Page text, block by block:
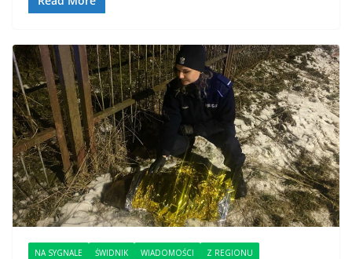
NA SYGNALE ŚWIDNIK WIADOMOŚCI Z REGIONU